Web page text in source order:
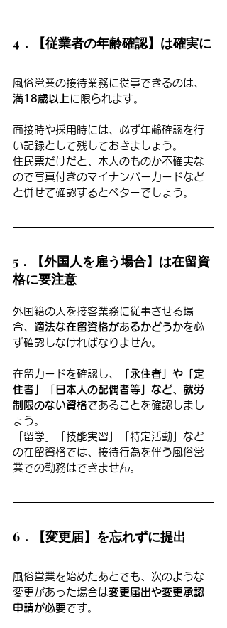
4．【従業者の年齢確認】は確実に
風俗営業の接待業務に従事できるのは、
満18歳以上 に限られます。
面接時や採用時には、必ず年齢確認を行
い記録として残しておきましょう。
住民票だけだと、本人のものか不確実な
ので写真付きのマイナンバーカードなど
と併せて確認するとベターでしょう。
5．【外国人を雇う場合】は在留資
格に要注意
外国籍の人を接客業務に従事させる場
合、 適法な在留資格があるかどうかを必
ず確認しなければなりません。
在留カードを確認し、
「永住者」や「定
住者」「日本人の配偶者等」など、就労
制限のない資格であることを確認しまし
ょう。
「留学」「技能実習」「特定活動」など
の在留資格では、接待行為を伴う風俗営
業での勤務はできません。
6．【変更届】を忘れずに提出
風俗営業を始めたあとでも、次のような
変更があった場合は変更届出や変更承認
申請が必要です。